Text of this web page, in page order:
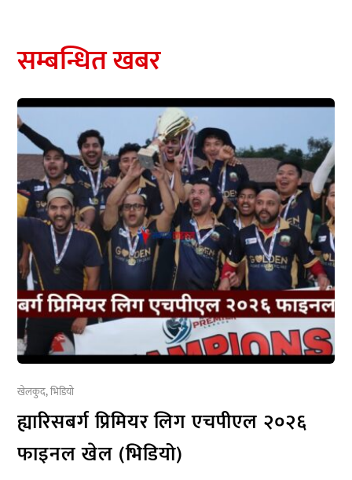
सम्बन्धित खबर
खेलकुद,भिडियो
ह्यारिसबर्ग प्रिमियर लिग एचपीएल २०२६
फाइनल खेल (भिडियो)